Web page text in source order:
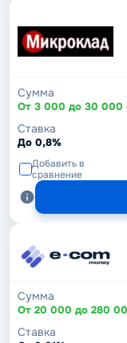
Сумма
От 3 000 до 30 000
Ставка
До 0,8%
Добавить в
сравнение
Сумма
От 20 000 до 280
Ставка